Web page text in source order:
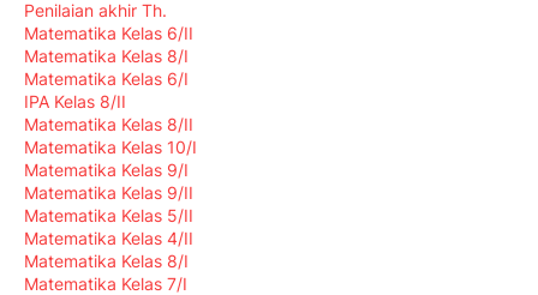
Penilaian akhir Th.
Matematika Kelas 6/II
Matematika Kelas 8/I
Matematika Kelas 6/I
IPA Kelas 8/II
Matematika Kelas 8/II
Matematika Kelas 10/I
Matematika Kelas 9/I
Matematika Kelas 9/II
Matematika Kelas 5/II
Matematika Kelas 4/II
Matematika Kelas 8/I
Matematika Kelas 7/I